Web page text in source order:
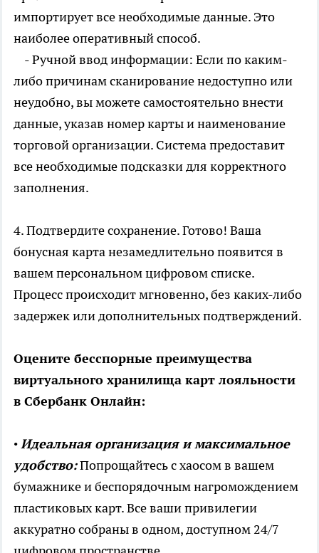
импортирует все необходимые данные. Это
наиболее оперативный способ.
- Ручной ввод информации: Если по каким-
либо причинам сканирование недоступно или
неудобно, вы можете самостоятельно внести
данные, указав номер карты и наименование
торговой организации. Система предоставит
все необходимые подсказки для корректного
заполнения.
4. Подтвердите сохранение. Готово! Ваша
бонусная карта незамедлительно появится в
вашем персональном цифровом списке.
Процесс происходит мгновенно, без каких-либо
задержек или дополнительных подтверждений.
Оцените бесспорные преимущества
виртуального хранилища карт лояльности
в Сбербанк Онлайн:
•Идеальная организация и максимальное
удобство:Попрощайтесь с хаосом в вашем
бумажнике и беспорядочным нагромождением
пластиковых карт. Все ваши привилегии
аккуратно собраны в одном, доступном 24/7